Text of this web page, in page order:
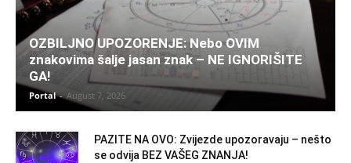
OZBILJNO UPOZORENJE: Nebo OVIM
znakovima šalje jasan znak – NE IGNORIŠITE
GA!
Portal - August 7, 2026
PAZITE NA OVO: Zvijezde upozoravaju – nešto
se odvija BEZ VAŠEG ZNANJA!